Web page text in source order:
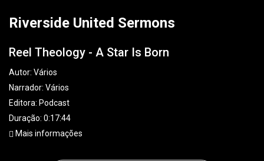
Riverside United Sermons
Reel Theology - A Star Is Born
Autor: Vários
Narrador: Vários
Editora: Podcast
Duração: 0:17:44
Mais informações